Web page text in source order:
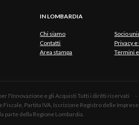
IN LOMBARDIA
Chi siamo
Socio
Contatti
Privacy e
Area stampa
Termini
l'Innovazione e gli Acquisti Tutti i diritti
Partita IVA, Iscrizione Registro delle
parte della Regione Lombardia.